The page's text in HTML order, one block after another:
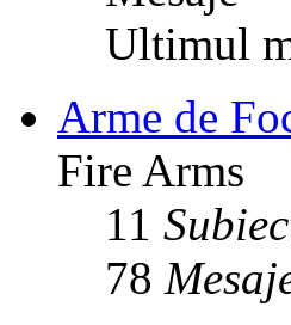
Ultimul
Arme de
Fire Arms
11
78